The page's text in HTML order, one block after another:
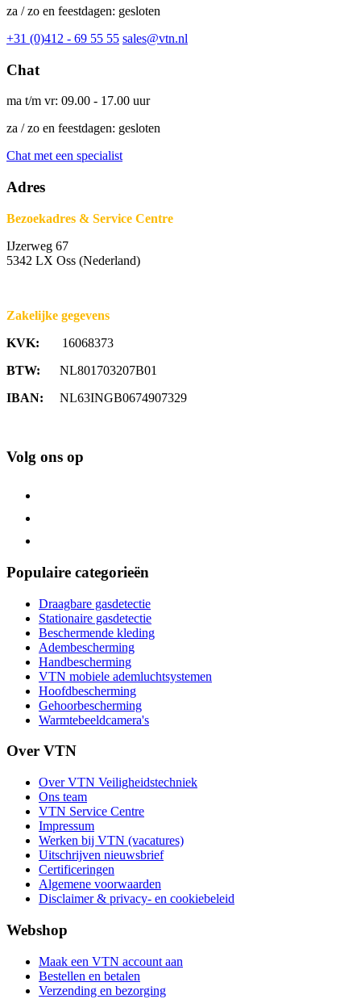
za / zo en feestdagen: gesloten
+31 (0)412 - 69 55 55 sales@vtn.nl
Chat
ma t/m vr: 09.00 - 17.00 uur
za / zo en feestdagen: gesloten
Chat met een specialist
Adres
Bezoekadres & Service Centre
IJzerweg 67
5342 LX Oss (Nederland)
Zakelijke gegevens
KVK: 16068373
BTW: NL801703207B01
IBAN: NL63INGB0674907329
Volg ons op
Populaire categorieën
Draagbare gasdetectie
Stationaire gasdetectie
Beschermende kleding
Adembescherming
Handbescherming
VTN mobiele ademluchtsystemen
Hoofdbescherming
Gehoorbescherming
Warmtebeeldcamera's
Over VTN
Over VTN Veiligheidstechniek
Ons team
VTN Service Centre
Impressum
Werken bij VTN (vacatures)
Uitschrijven nieuwsbrief
Certificeringen
Algemene voorwaarden
Disclaimer & privacy- en cookiebeleid
Webshop
Maak een VTN account aan
Bestellen en betalen
Verzending en bezorging